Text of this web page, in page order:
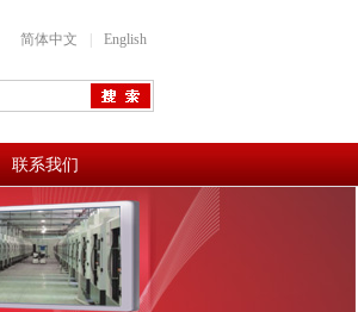
简体中文 English
联系我们